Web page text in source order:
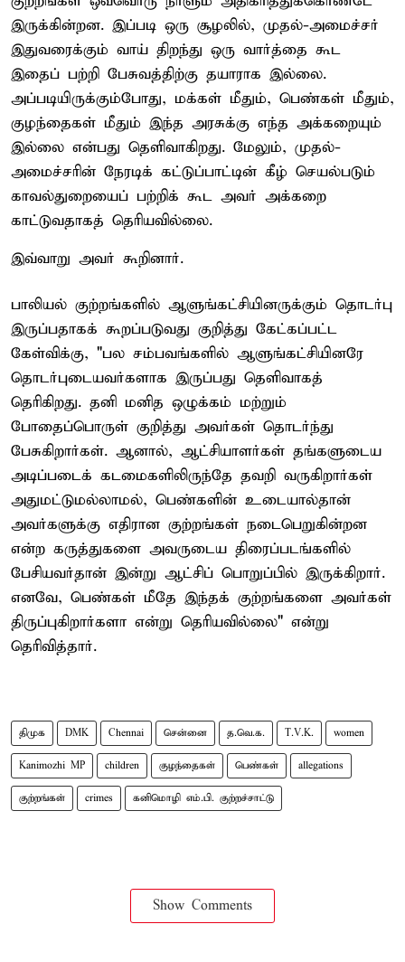
இருக்கின்றன. இப்படி ஒரு சூழலில், முதல்-அமைச்சர்
இதுவரைக்கும் வாய் திறந்து ஒரு வார்த்தை கூட
இதைப் பற்றி பேசுவத்திற்கு தயாராக இல்லை.
அப்படியிருக்கும்போது, மக்கள் மீதும், பெண்கள் மீதும்,
குழந்தைகள் மீதும் இந்த அரசுக்கு எந்த அக்கறையும்
இல்லை என்பது தெளிவாகிறது. மேலும், முதல்-
அமைச்சரின் நேரடிக் கட்டுப்பாட்டின் கீழ் செயல்படும்
காவல்துறையைப் பற்றிக் கூட அவர் அக்கறை
காட்டுவதாகத் தெரியவில்லை.
இவ்வாறு அவர் கூறினார்.
பாலியல் குற்றங்களில் ஆளுங்கட்சியினருக்கும் தொடர்பு
இருப்பதாகக் கூறப்படுவது குறித்து கேட்கப்பட்ட
கேள்விக்கு, "பல சம்பவங்களில் ஆளுங்கட்சியினரே
தொடர்புடையவர்களாக இருப்பது தெளிவாகத்
தெரிகிறது. தனி மனித ஒழுக்கம் மற்றும்
போதைப்பொருள் குறித்து அவர்கள் தொடர்ந்து
பேசுகிறார்கள். ஆனால், ஆட்சியாளர்கள் தங்களுடைய
அடிப்படைக் கடமைகளிலிருந்தே தவறி வருகிறார்கள்
அதுமட்டுமல்லாமல், பெண்களின் உடையால்தான்
அவர்களுக்கு எதிரான குற்றங்கள் நடைபெறுகின்றன
என்ற கருத்துகளை அவருடைய திரைப்படங்களில்
பேசியவர்தான் இன்று ஆட்சிப் பொறுப்பில் இருக்கிறார்.
எனவே, பெண்கள் மீதே இந்தக் குற்றங்களை அவர்கள்
திருப்புகிறார்களா என்று தெரியவில்லை" என்று
தெரிவித்தார்.
திமுக DMK Chennai சென்னை த.வெ.க. T.V.K. women
Kanimozhi MP children குழந்தைகள் பெண்கள் allegations
குற்றங்கள் crimes கனிமொழி எம்.பி. குற்றச்சாட்டு
Show Comments